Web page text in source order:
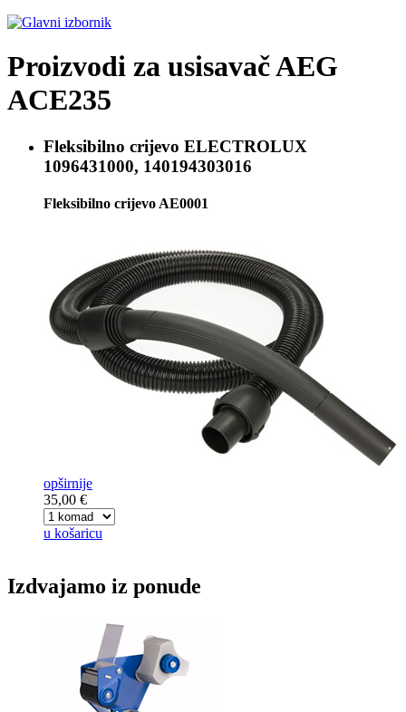
Proizvodi za usisavačAEG
ACE235
Fleksibilno crijevo ELECTROLUX
1096431000, 140194303016
Fleksibilno crijevo AE0001
opširnije
35,00 €
u košaricu
Izdvajamo iz ponude